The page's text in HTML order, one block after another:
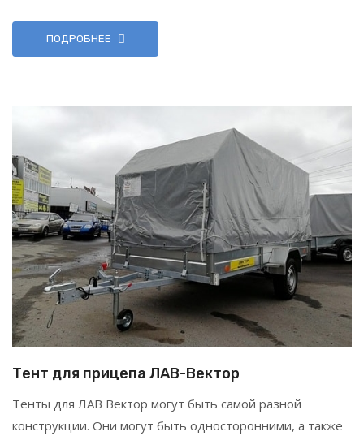
ПОДРОБНЕЕ
Тент для прицепа ЛАВ-Вектор
Тенты для ЛАВ Вектор могут быть самой разной
конструкции. Они могут быть односторонними, а также